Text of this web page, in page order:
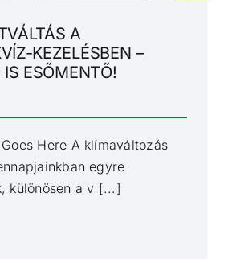
A
KEZELÉSBEN –
IS ESŐMENTŐ!
Here A klímaváltozás
egyre
különösen a v [...]